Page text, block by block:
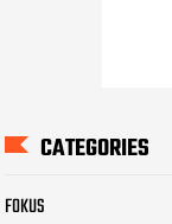
CATEGORIES
FOKUS